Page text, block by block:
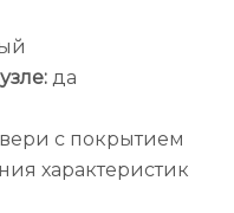
да
с покрытием
характеристик